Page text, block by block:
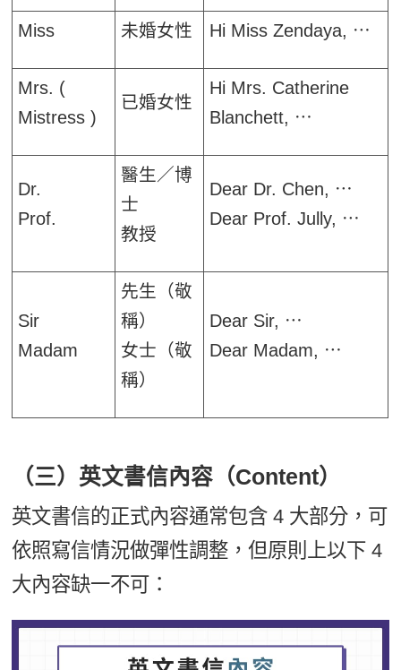
Miss 未婚女性 Hi Miss Zendaya, ⋯
Mrs. (
Mistress )
已婚女性
Hi Mrs. Catherine
Blanchett, ⋯
Dr.
Prof.
醫生／博
士
教授
Dear Dr. Chen, ⋯
Dear Prof. Jully, ⋯
Sir
Madam
先生（敬
稱）
女士（敬
稱）
Dear Sir, ⋯
Dear Madam, ⋯
（三）英文書信內容（Content）
英文書信的正式內容通常包含 4 大部分，可
依照寫信情況做彈性調整，但原則上以下 4
大內容缺一不可：